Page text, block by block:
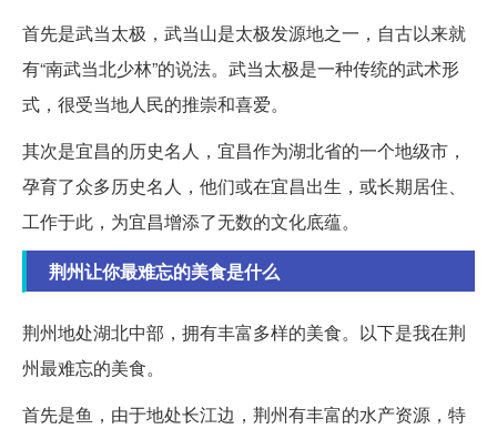
首先是武当太极，武当山是太极发源地之一，自古以来就
有“南武当北少林”的说法。武当太极是一种传统的武术形
式，很受当地人民的推崇和喜爱。
其次是宜昌的历史名人，宜昌作为湖北省的一个地级市，
孕育了众多历史名人，他们或在宜昌出生，或长期居住、
工作于此，为宜昌增添了无数的文化底蕴。
荆州让你最难忘的美食是什么
荆州地处湖北中部，拥有丰富多样的美食。以下是我在荆
州最难忘的美食。
首先是鱼，由于地处长江边，荆州有丰富的水产资源，特